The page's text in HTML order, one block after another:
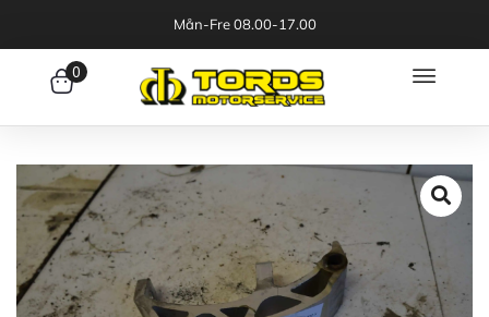
Mån-Fre 08.00-17.00
0